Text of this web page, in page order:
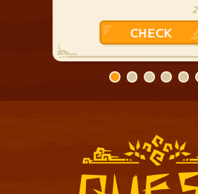
CHECK